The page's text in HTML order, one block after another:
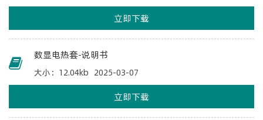
立即下载
数显电热套-说明书
大小：12.04kb 2025-03-07
立即下载